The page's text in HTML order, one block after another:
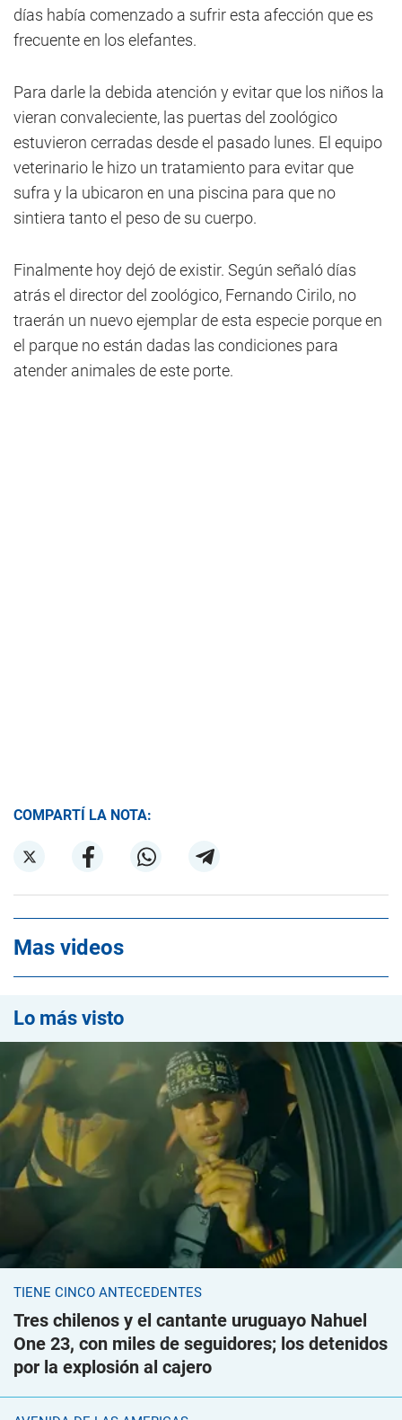
días había comenzado a sufrir esta afección que es
frecuente en los elefantes.
Para darle la debida atención y evitar que los niños la
vieran convaleciente, las puertas del zoológico
estuvieron cerradas desde el pasado lunes. El equipo
veterinario le hizo un tratamiento para evitar que
sufra y la ubicaron en una piscina para que no
sintiera tanto el peso de su cuerpo.
Finalmente hoy dejó de existir. Según señaló días
atrás el director del zoológico, Fernando Cirilo, no
traerán un nuevo ejemplar de esta especie porque en
el parque no están dadas las condiciones para
atender animales de este porte.
COMPARTÍ LA NOTA:
Mas videos
Lo más visto
TIENE CINCO ANTECEDENTES
Tres chilenos y el cantante uruguayo Nahuel
One 23, con miles de seguidores; los detenidos
por la explosión al cajero